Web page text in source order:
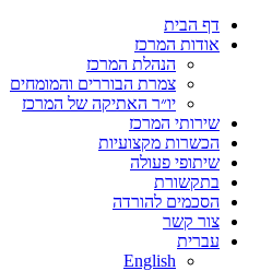
דף הבית
אודות המרכז
הנהלת המרכז
צמרת הבוררים והמומחים
יו״ר האתיקה של המרכז
שירותי המרכז
הכשרות מקצועיות
שיתופי פעולה
בתקשורת
הסכמים להורדה
צור קשר
עברית
English